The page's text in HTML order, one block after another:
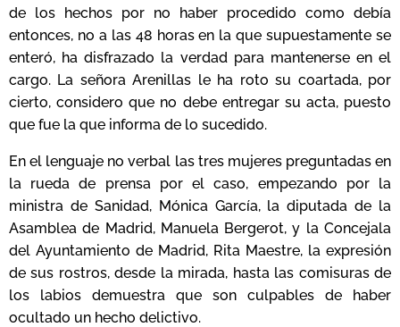
de los hechos por no haber procedido como debía
entonces, no a las 48 horas en la que supuestamente se
enteró, ha disfrazado la verdad para mantenerse en el
cargo. La señora Arenillas le ha roto su coartada, por
cierto, considero que no debe entregar su acta, puesto
que fue la que informa de lo sucedido.
En el lenguaje no verbal las tres mujeres preguntadas en
la rueda de prensa por el caso, empezando por la
ministra de Sanidad, Mónica García, la diputada de la
Asamblea de Madrid, Manuela Bergerot, y la Concejala
del Ayuntamiento de Madrid, Rita Maestre, la expresión
de sus rostros, desde la mirada, hasta las comisuras de
los labios demuestra que son culpables de haber
ocultado un hecho delictivo.